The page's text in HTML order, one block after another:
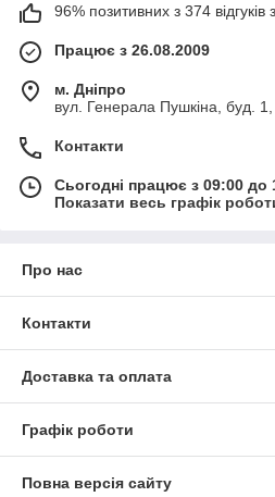
96% позитивних з 374 відгуків
Працює з 26.08.2009
м. Дніпро
вул. Генерала Пушкіна, буд. 1,
Контакти
Сьогодні працює з 09:00 до
Показати весь графік
Про нас
Контакти
Доставка та оплата
Графік роботи
Повна версія сайту